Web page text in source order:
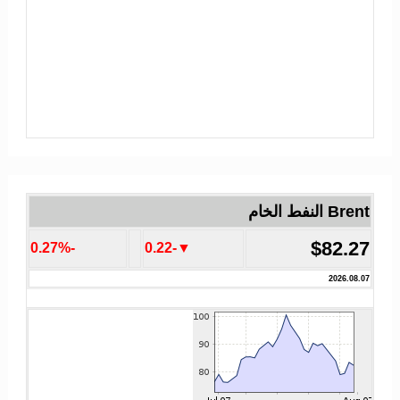
Brent النفط الخام
$82.27
▼-0.22
-0.27%
2026.08.07